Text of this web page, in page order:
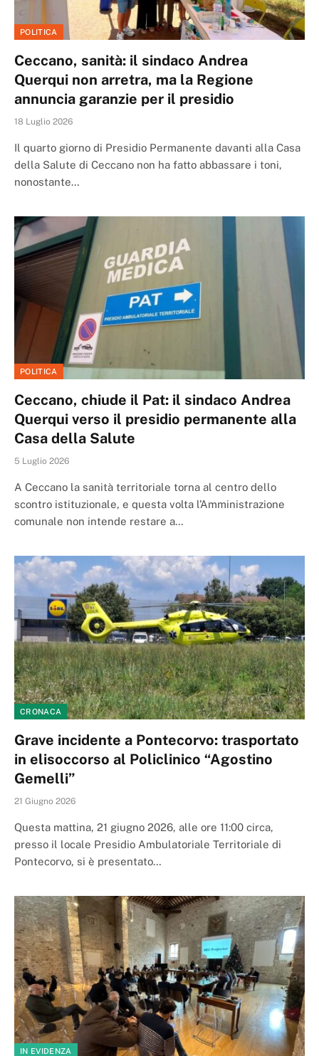
POLITICA
Ceccano, sanità: il sindaco Andrea
Querqui non arretra, ma la Regione
annuncia garanzie per il presidio
18 Luglio 2026
Il quarto giorno di Presidio Permanente davanti alla Casa
della Salute di Ceccano non ha fatto abbassare i toni,
nonostante…
POLITICA
Ceccano, chiude il Pat: il sindaco Andrea
Querqui verso il presidio permanente alla
Casa della Salute
5 Luglio 2026
A Ceccano la sanità territoriale torna al centro dello
scontro istituzionale, e questa volta l’Amministrazione
comunale non intende restare a…
CRONACA
Grave incidente a Pontecorvo: trasportato
in elisoccorso al Policlinico “Agostino
Gemelli”
21 Giugno 2026
Questa mattina, 21 giugno 2026, alle ore 11:00 circa,
presso il locale Presidio Ambulatoriale Territoriale di
Pontecorvo, si è presentato…
IN EVIDENZA